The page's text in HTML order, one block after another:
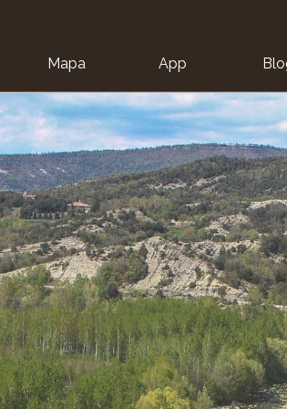
Mapa App